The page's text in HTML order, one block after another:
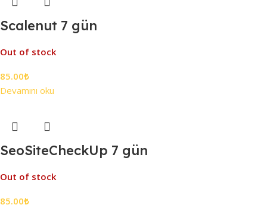
Scalenut 7 gün
Out of stock
85.00₺
Devamını oku
SeoSiteCheckUp 7 gün
Out of stock
85.00₺